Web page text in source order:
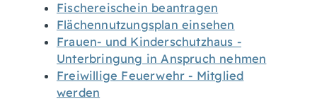
Fischereischein beantragen
Flächennutzungsplan einsehen
Frauen- und Kinderschutzhaus -
Unterbringung in Anspruch nehmen
Freiwillige Feuerwehr - Mitglied
werden